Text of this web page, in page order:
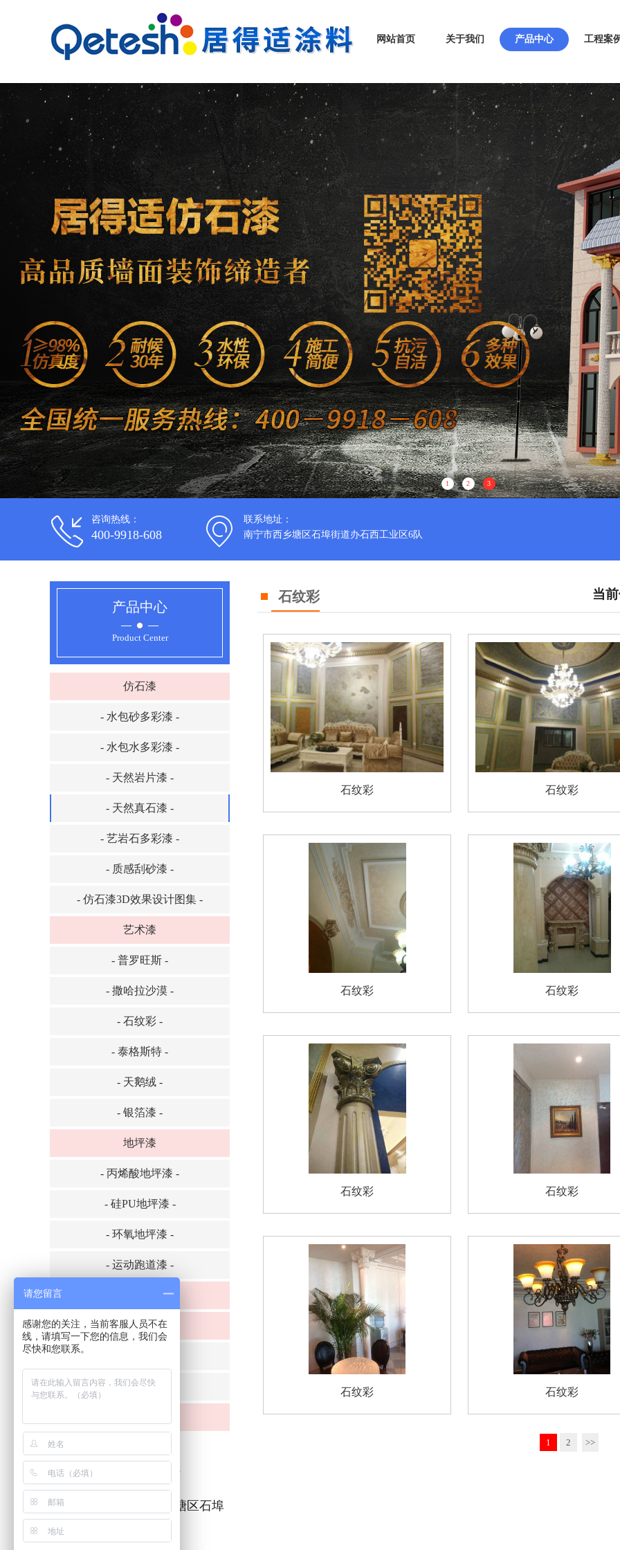
网站首页 关于我们 产品中心 工程案
1 2 3
咨询热线：
400-9918-608
联系地址：
南宁市西乡塘区石埠街道办石西工业区6队
产品中心
Product Center
仿石漆
- 水包砂多彩漆 -
- 水包水多彩漆 -
- 天然岩片漆 -
- 天然真石漆 -
- 艺岩石多彩漆 -
- 质感刮砂漆 -
- 仿石漆3D效果设计图集 -
艺术漆
- 普罗旺斯 -
- 撒哈拉沙漠 -
- 石纹彩 -
- 泰格斯特 -
- 天鹅绒 -
- 银箔漆 -
地坪漆
- 丙烯酸地坪漆 -
- 硅PU地坪漆 -
- 环氧地坪漆 -
- 运动跑道漆 -
内外墙乳胶漆
硅藻泥
- 手工印花 -
联系我们
商务客服：15777136225
联系地址：南宁市西乡塘区石埠
街道办石西工业区6队
石纹彩 当
石纹彩 石纹彩
石纹彩 石纹彩
石纹彩 石纹彩
石纹彩 石纹彩
1 2 >>
请您留言
感谢您的关注，当前客服人员不在
线，请填写一下您的信息，我们会
尽快和您联系。